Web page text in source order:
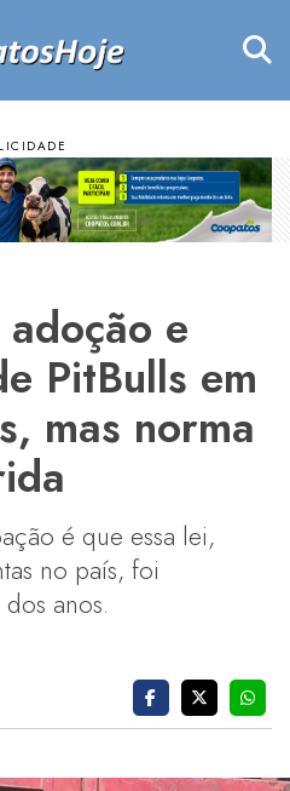
e
PitBulls em
mas norma
é que essa lei,
no país, foi
anos.